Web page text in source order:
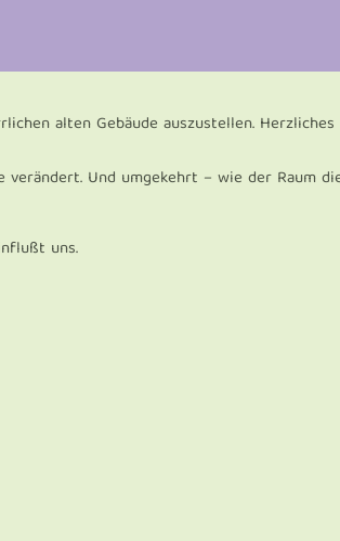
alten Gebäude auszustellen. Herzliches
Und umgekehrt – wie der Raum
uns.